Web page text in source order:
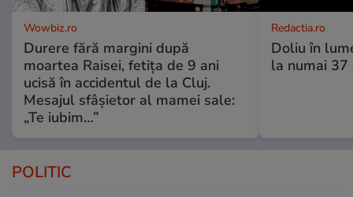
Wowbiz.ro
Durere fără margini după
moartea Raisei, fetița de 9 ani
ucisă în accidentul de la Cluj.
Mesajul sfâșietor al mamei sale:
„Te iubim…”
Redactia.ro
Doliu în
la numai 37
POLITIC